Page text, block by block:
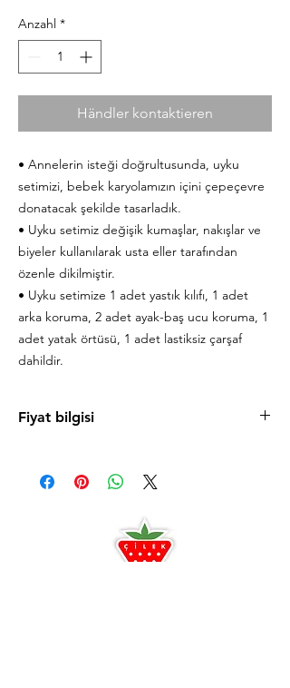
Anzahl *
Händler kontaktieren
• Annelerin isteği doğrultusunda, uyku
setimizi, bebek karyolamızın içini çepeçevre
donatacak şekilde tasarladık.
• Uyku setimiz değişik kumaşlar, nakışlar ve
biyeler kullanılarak usta eller tarafından
özenle dikilmiştir.
• Uyku setimize 1 adet yastık kılıfı, 1 adet
arka koruma, 2 adet ayak-baş ucu koruma, 1
adet yatak örtüsü, 1 adet lastiksiz çarşaf
dahildir.
Fiyat bilgisi
bulabilirsiniz. Uygun taksit koşulları ve
mağazaya özel fırsatlardan faydalanmanız için
0242 349 58 58
0242 522 23 64